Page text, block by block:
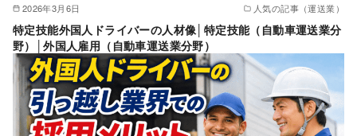
2026年3月6日 人気の記事（運送業）
特定技能外国人ドライバーの人材像│特定技能（自動車運送業分
野）│外国人雇用（自動車運送業分野）